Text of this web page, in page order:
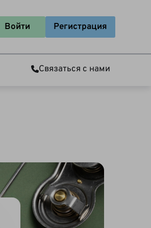
Войти Регистрация
Связаться с нами